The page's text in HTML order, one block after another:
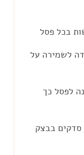
לשמירה על
של דבר
לפסל כך
מימדית
סדקים בבצק